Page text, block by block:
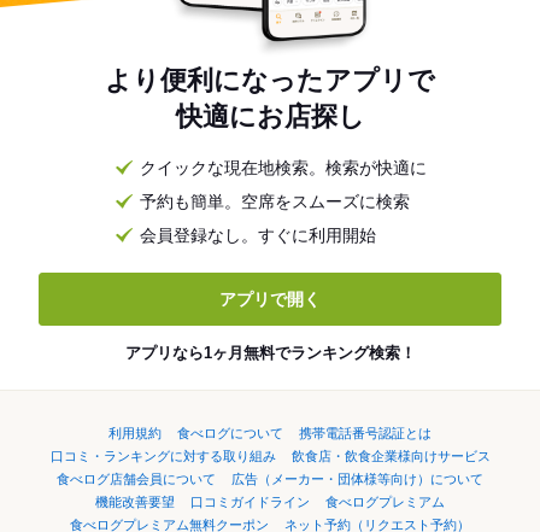
より便利になったアプリで
快適にお店探し
クイックな現在地検索。検索が快適に
予約も簡単。空席をスムーズに検索
会員登録なし。すぐに利用開始
アプリで開く
アプリなら1ヶ月無料でランキング検索！
利用規約 食べログについて
携帯電話番号認証とは
口コミ・ランキングに対する取り組み
飲食店・飲食企業様向けサービス
食べログ店舗会員について
広告（メーカー・団体様等向け）について
機能改善要望
口コミガイドライン
食べログプレミアム
食べログプレミアム無料クーポン
ネット予約（リクエスト予約）